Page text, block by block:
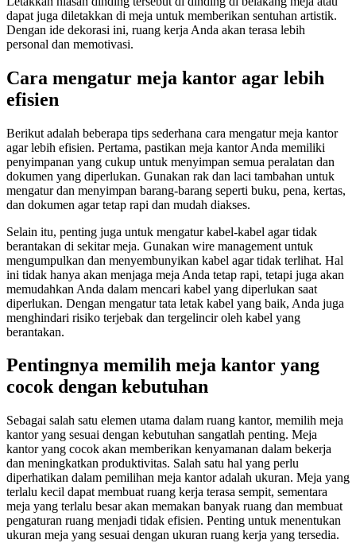
dapat juga diletakkan di meja untuk memberikan sentuhan artistik.
Dengan ide dekorasi ini, ruang kerja Anda akan terasa lebih
personal dan memotivasi.
Cara mengatur meja kantor agar lebih
efisien
Berikut adalah beberapa tips sederhana cara mengatur meja kantor
agar lebih efisien. Pertama, pastikan meja kantor Anda memiliki
penyimpanan yang cukup untuk menyimpan semua peralatan dan
dokumen yang diperlukan. Gunakan rak dan laci tambahan untuk
mengatur dan menyimpan barang-barang seperti buku, pena, kertas,
dan dokumen agar tetap rapi dan mudah diakses.
Selain itu, penting juga untuk mengatur kabel-kabel agar tidak
berantakan di sekitar meja. Gunakan wire management untuk
mengumpulkan dan menyembunyikan kabel agar tidak terlihat. Hal
ini tidak hanya akan menjaga meja Anda tetap rapi, tetapi juga akan
memudahkan Anda dalam mencari kabel yang diperlukan saat
diperlukan. Dengan mengatur tata letak kabel yang baik, Anda juga
menghindari risiko terjebak dan tergelincir oleh kabel yang
berantakan.
Pentingnya memilih meja kantor yang
cocok dengan kebutuhan
Sebagai salah satu elemen utama dalam ruang kantor, memilih meja
kantor yang sesuai dengan kebutuhan sangatlah penting. Meja
kantor yang cocok akan memberikan kenyamanan dalam bekerja
dan meningkatkan produktivitas. Salah satu hal yang perlu
diperhatikan dalam pemilihan meja kantor adalah ukuran. Meja yang
terlalu kecil dapat membuat ruang kerja terasa sempit, sementara
meja yang terlalu besar akan memakan banyak ruang dan membuat
pengaturan ruang menjadi tidak efisien. Penting untuk menentukan
ukuran meja yang sesuai dengan ukuran ruang kerja yang tersedia.